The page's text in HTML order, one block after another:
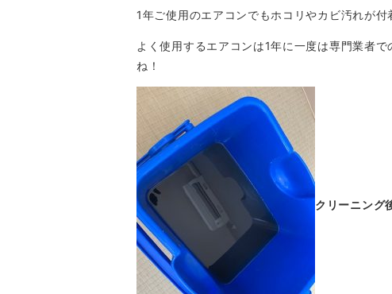
1年ご使用のエアコンでもホコリやカビ汚れが
よく使用するエアコンは1年に一度は専門業者
ね！
クリーニング